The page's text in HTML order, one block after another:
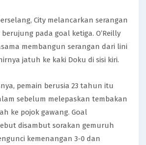
City melancarkan serangan
pada goal ketiga. O’Reilly
membangun serangan dari lini
jatuh ke kaki Doku di sisi kiri.
pemain berusia 23 tahun itu
sebelum melepaskan tembakan
ke pojok gawang. Goal
disambut sorakan gemuruh
kemenangan 3-0 dan